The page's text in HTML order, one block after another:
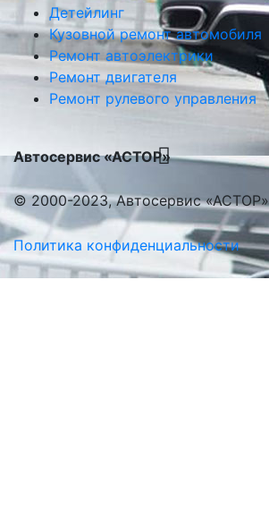
Детейлинг
Кузовной ремонт автомобиля
Ремонт автоэлектрики
Ремонт двигателя
Ремонт рулевого управления
Автосервис «АСТОР»
© 2000-2023, Автосервис «АСТОР»
Политика конфиденциальности